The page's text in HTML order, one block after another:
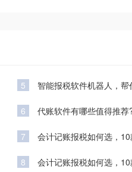
5 智能报税软件机器人，
6 代账软件有哪些值得推荐
7 会计记账报税如何选，
8 会计记账报税如何选，